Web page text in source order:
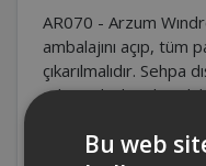
AR070 - Arzum
ambalajını açıp, tüm
çıkarılmalıdır.
adet vidayla
Yükseklik ayar
borusunu istenilen
Bu web